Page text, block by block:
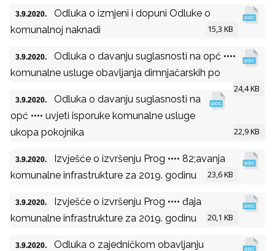
3.9.2020.
Odluka o izmjeni i dopuni Odluke o
komunalnoj naknadi
15,3 KB
3.9.2020.
Odluka o davanju suglasnosti na opć ••••
komunalne usluge obavljanja dimnjačarskih po
24,4 KB
3.9.2020.
Odluka o davanju suglasnosti na
opć •••• uvjeti isporuke komunalne usluge
ukopa pokojnika
22,9 KB
3.9.2020.
Izvješće o izvršenju Prog •••• 82;avanja
komunalne infrastrukture za 2019. godinu
23,6 KB
3.9.2020.
Izvješće o izvršenju Prog •••• đaja
komunalne infrastrukture za 2019. godinu
20,1 KB
3.9.2020.
Odluka o zajedničkom obavljanju